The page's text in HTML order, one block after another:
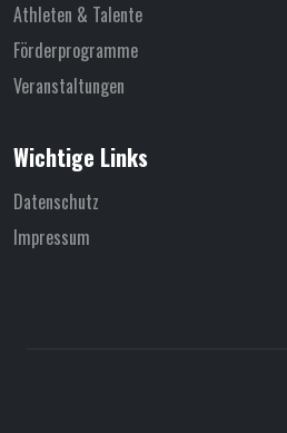
Athleten & Talente
Förderprogramme
Veranstaltungen
Wichtige Links
Datenschutz
Impressum